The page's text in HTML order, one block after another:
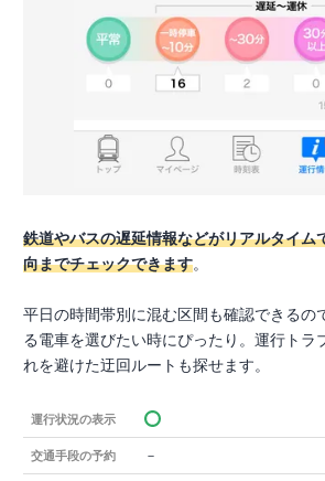
鉄道やバスの遅延情報などがリアルタイム
向までチェックできます。
平日の時間帯別に混む区間も確認できるの
る電車を選びたい時にぴったり。運行トラ
れを避けた迂回ルートも探せます。
運行状況の表示
交通手段の予約 －